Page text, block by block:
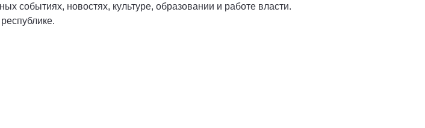
событиях, новостях, культуре, образовании и работе власти.